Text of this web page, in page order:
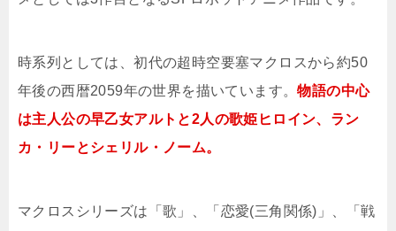
時系列としては、初代の超時空要塞マクロスから約50
年後の西暦2059年の世界を描いています。物語の中心
は主人公の早乙女アルトと2人の歌姫ヒロイン、ラン
カ・リーとシェリル・ノーム。
マクロスシリーズは「歌」、「恋愛(三角関係)」、「戦